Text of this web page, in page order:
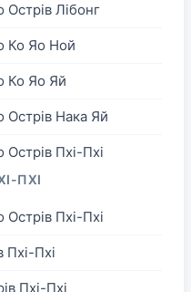
Острів Лібонг
Ко Яо Ной
Ко Яо Яй
Острів Нака Яй
Острів Пхі-Пхі
ПХІ
Острів Пхі-Пхі
Пхі-Пхі
Пхі-Пхі